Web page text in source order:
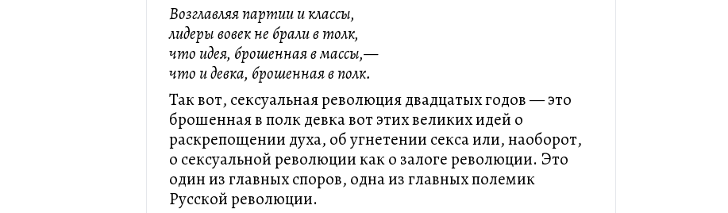
Возглавляя партии и классы,
лидеры вовек не брали в толк,
что идея, брошенная в массы,—
что и девка, брошенная в полк.
Так вот, сексуальная революция двадцатых годов — это
брошенная в полк девка вот этих великих идей о
раскрепощении духа, об угнетении секса или, наоборот,
о сексуальной революции как о залоге революции. Это
один из главных споров, одна из главных полемик
Русской революции.